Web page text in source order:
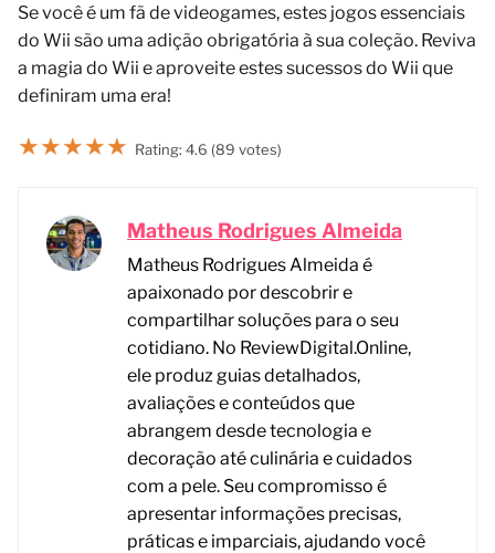
Se você é um fã de videogames, estes jogos essenciais
do Wii são uma adição obrigatória à sua coleção. Reviva
a magia do Wii e aproveite estes sucessos do Wii que
definiram uma era!
★★★★★ Rating: 4.6 (89 votes)
Matheus Rodrigues Almeida
Matheus Rodrigues Almeida é
apaixonado por descobrir e
compartilhar soluções para o seu
cotidiano. No ReviewDigital.Online,
ele produz guias detalhados,
avaliações e conteúdos que
abrangem desde tecnologia e
decoração até culinária e cuidados
com a pele. Seu compromisso é
apresentar informações precisas,
práticas e imparciais, ajudando você